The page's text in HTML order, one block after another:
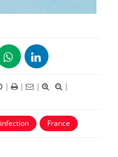
| | |
|
infection France